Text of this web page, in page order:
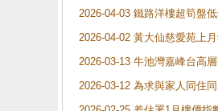
2026-04-03 鐵路洋樓超筍盤
2026-04-02 黃大仙慈愛苑上
2026-03-13 牛池灣嘉峰台高
2026-03-12 為求與家人同住